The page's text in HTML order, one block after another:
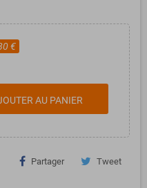
€
AU PANIER
Partager Tweet